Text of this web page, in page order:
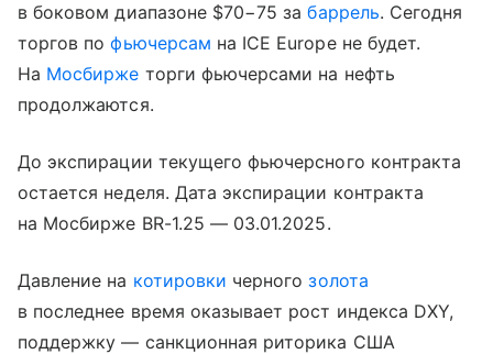
в боковом диапазоне $70−75 забаррель. Сегодня
торгов пофьючерсам на ICE Europe не будет.
На Мосбирже торги фьючерсами на нефть
продолжаются.
До экспирации текущего фьючерсного контракта
остается неделя. Дата экспирации контракта
на Мосбирже BR-1.25 — 03.01.2025.
Давление на котировки черногозолота
в последнее время оказывает рост индекса DXY,
поддержку — санкционная риторика США